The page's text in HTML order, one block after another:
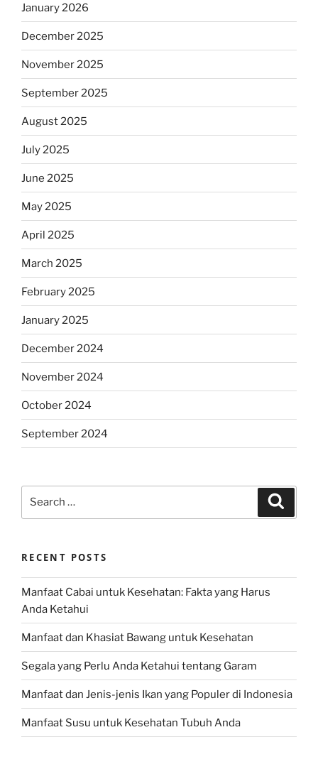
January 2026
December 2025
November 2025
September 2025
August 2025
July 2025
June 2025
May 2025
April 2025
March 2025
February 2025
January 2025
December 2024
November 2024
October 2024
September 2024
RECENT POSTS
Manfaat Cabai untuk Kesehatan: Fakta yang Harus
Anda Ketahui
Manfaat dan Khasiat Bawang untuk Kesehatan
Segala yang Perlu Anda Ketahui tentang Garam
Manfaat dan Jenis-jenis Ikan yang Populer di Indonesia
Manfaat Susu untuk Kesehatan Tubuh Anda